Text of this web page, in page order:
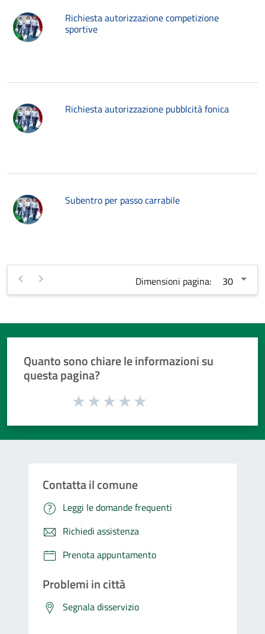
Richiesta autorizzazione competizione
sportive
Richiesta autorizzazione pubblcità fonica
Subentro per passo carrabile
Dimensioni pagina:
Quanto sono chiare le informazioni su
questa pagina?
Valuta da 1 a 5 stelle la pagina
Contatta il comune
Leggi le domande frequenti
Richiedi assistenza
Prenota appuntamento
Problemi in città
Segnala disservizio